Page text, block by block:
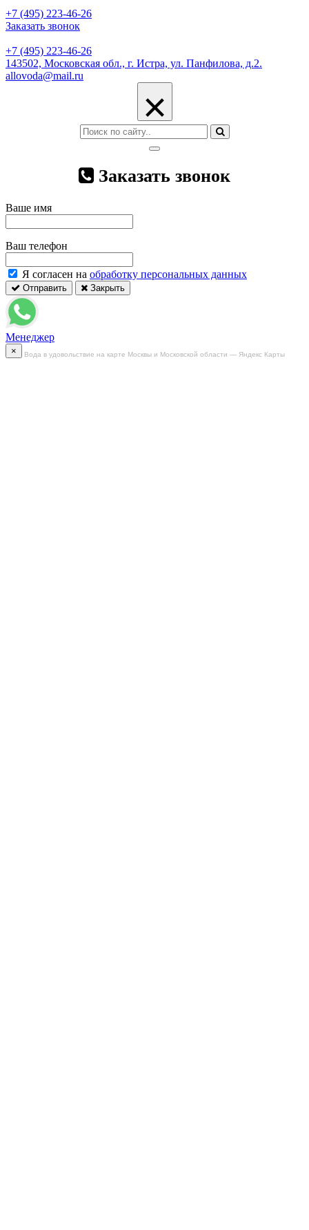
Вода в удовольствие на карте Москвы и Московской области — Яндекс Карты
+7 (495) 223-46-26
Заказать звонок
+7 (495) 223-46-26
143502, Московская обл., г. Истра, ул. Панфилова, д.2.
allovoda@mail.ru
×
Заказать звонок
Ваше имя
Ваш телефон
Я согласен на обработку персональных данных
Отправить Закрыть
Менеджер
×